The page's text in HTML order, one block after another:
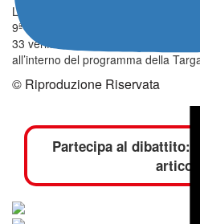
La gara, valida come secondo
9ª Zona, ha visto 26 equipaggi
33 verificati, al termine di una
all’interno del programma della
© Riproduzione Riservata
Partecipa al dibattito:
articolo